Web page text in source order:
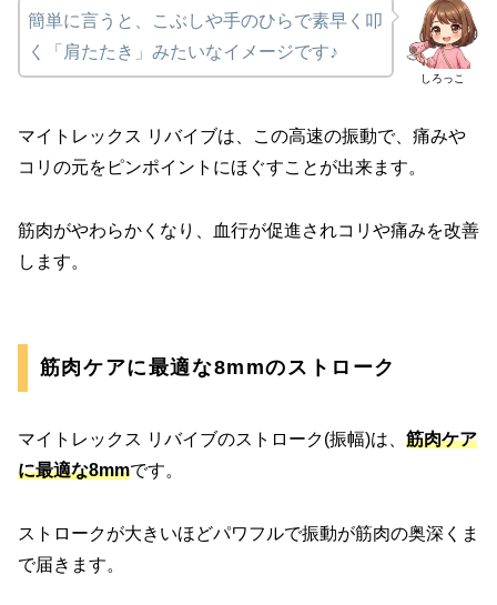
しろっこ
簡単に言うと、こぶしや手のひらで素早く叩
く「肩たたき」みたいなイメージです♪
マイトレックス リバイブは、この高速の振動で、痛みや
コリの元をピンポイントにほぐすことが出来ます。
筋肉がやわらかくなり、血行が促進されコリや痛みを改善
します。
筋肉ケアに最適な8mmのストローク
マイトレックス リバイブのストローク(振幅)は、 筋肉ケア
に最適な8mmです。
ストロークが大きいほどパワフルで振動が筋肉の奥深くま
で届きます。